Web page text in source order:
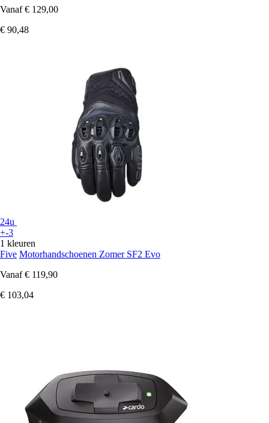
Vanaf € 129,00
€ 90,48
24u
+-3
1 kleuren
Five Motorhandschoenen Zomer SF2 Evo
Vanaf € 119,90
€ 103,04